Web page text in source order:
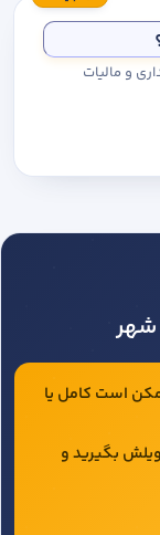
حسابداری و مالیات
شهر
است کامل یا
بگیرید و